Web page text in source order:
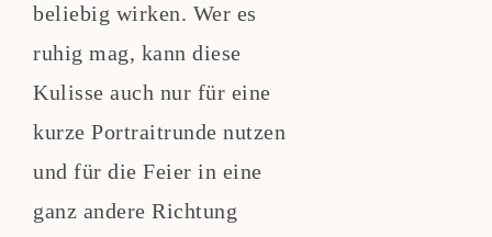
beliebig wirken. Wer es
ruhig mag, kann diese
Kulisse auch nur für eine
kurze Portraitrunde nutzen
und für die Feier in eine
ganz andere Richtung